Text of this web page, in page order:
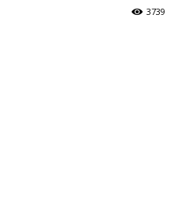
3739